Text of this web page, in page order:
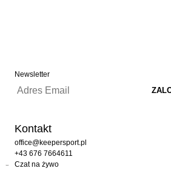
Newsletter
Kontakt
office@keepersport.pl
+43 676 7664611
Czat na żywo